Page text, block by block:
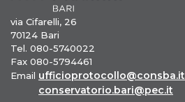
via Cifarelli, 26
70124 Bari
Tel. 080-5740022
Fax 080-5794461
Email ufficioprotocollo@consba.it
conservatorio.bari@pec.it